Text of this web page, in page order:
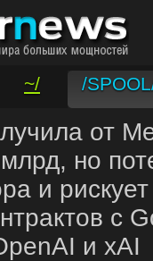
~/ /
от
но
и
с
и xAI